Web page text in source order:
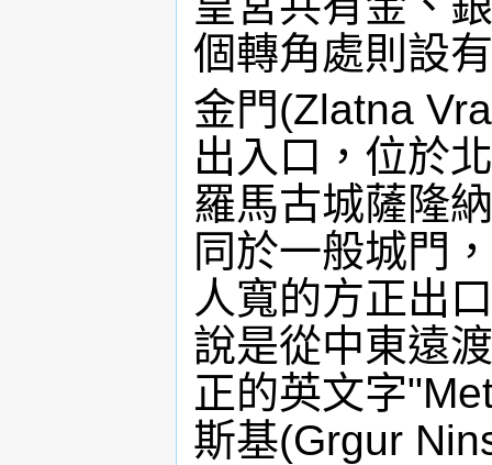
個轉角處則設
金門(Zlatna
出入口，位於
羅馬古城薩隆
同於一般城門
人寬的方正出
說是從中東遠
正的英文字
斯基(Grgur